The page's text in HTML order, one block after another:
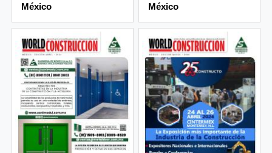
México
México